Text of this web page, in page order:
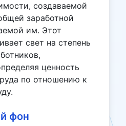
создаваемой
заработной
им. Этот
свет на степень
ценность
по отношению к
фон